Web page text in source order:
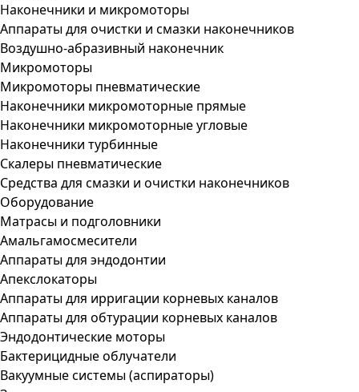
Наконечники и микромоторы
Аппараты для очистки и смазки наконечников
Воздушно-абразивный наконечник
Микромоторы
Микромоторы пневматические
Наконечники микромоторные прямые
Наконечники микромоторные угловые
Наконечники турбинные
Скалеры пневматические
Средства для смазки и очистки наконечников
Оборудование
Матрасы и подголовники
Амальгамосмесители
Аппараты для эндодонтии
Апекслокаторы
Аппараты для ирригации корневых каналов
Аппараты для обтурации корневых каналов
Эндодонтические моторы
Бактерицидные облучатели
Вакуумные системы (аспираторы)